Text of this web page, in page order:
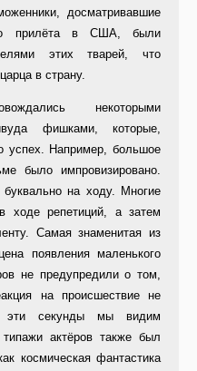
досматривавшие
прилёта в США, были
этих тварей, что
в страну.
некоторыми
фишками, которые,
успех. Например, большое
было импровизировано.
на ходу. Многие
ходе репетиций, а затем
Самая знаменитая из
появления маленького
не предупредили о том,
на происшествие не
эти секунды мы видим
актёров также был
космическая фантастика